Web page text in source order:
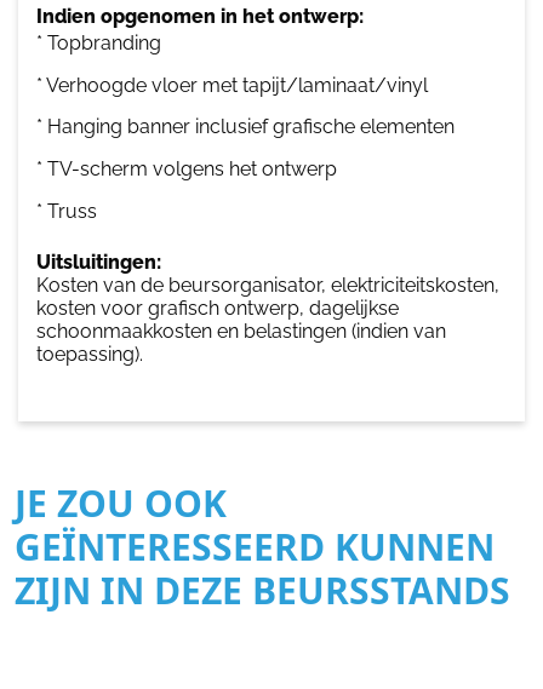
Indien opgenomen in het ontwerp:
* Topbranding
* Verhoogde vloer met tapijt/laminaat/vinyl
* Hanging banner inclusief grafische elementen
* TV-scherm volgens het ontwerp
* Truss
Uitsluitingen:
Kosten van de beursorganisator, elektriciteitskosten,
kosten voor grafisch ontwerp, dagelijkse
schoonmaakkosten en belastingen (indien van
toepassing).
JE ZOU OOK
GEÏNTERESSEERD KUNNEN
ZIJN IN DEZE BEURSSTANDS